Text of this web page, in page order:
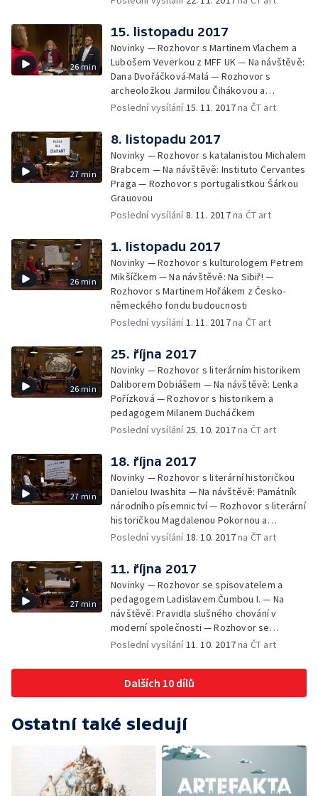
26 min
15. listopadu 2017
Novinky — Rozhovor s Martinem Vlachem a
Lubošem Veverkou z MFF UK — Na návštěvě:
Dana Dvořáčková-Malá — Rozhovor s
archeoložkou Jarmilou Čihákovou a
proděkanem MFF UK Martinem Vlachem
Poslední vysílání15. 11. 2017na ČT art
27 min
8. listopadu 2017
Novinky — Rozhovor s katalanistou Michalem
Brabcem — Na návštěvě: Instituto Cervantes
Praga — Rozhovor s portugalistkou Šárkou
Grauovou
Poslední vysílání8. 11. 2017na ČT art
26 min
1. listopadu 2017
Novinky — Rozhovor s kulturologem Petrem
Mikšíčkem — Na návštěvě: Na Sibiř! —
Rozhovor s Martinem Hořákem z Česko-
německého fondu budoucnosti
Poslední vysílání1. 11. 2017na ČT art
26 min
25. října 2017
Novinky — Rozhovor s literárním historikem
Daliborem Dobiášem — Na návštěvě: Lenka
Pořízková — Rozhovor s historikem a
pedagogem Milanem Ducháčkem
Poslední vysílání 25. 10. 2017na ČT art
27 min
18. října 2017
Novinky — Rozhovor s literární historičkou
Danielou Iwashita — Na návštěvě: Památník
národního písemnictví — Rozhovor s literární
historičkou Magdalenou Pokornou a
jazykovědcem Františkem Martínkem
Poslední vysílání18. 10. 2017na ČT art
27 min
11. října 2017
Novinky — Rozhovor se spisovatelem a
pedagogem Ladislavem Čumbou I. — Na
návštěvě: Pravidla slušného chování v
moderní společnosti — Rozhovor se
spisovatelem a pedagogem Ladislavem
Poslední vysílání11. 10. 2017na ČT art
Dalších 10 dílů
Ostatní také sledují